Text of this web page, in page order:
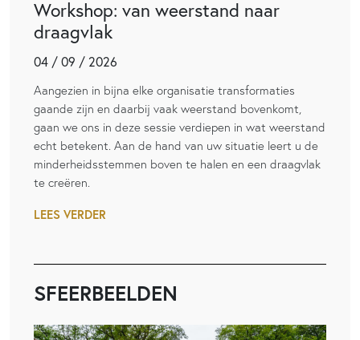
Workshop: van weerstand naar
draagvlak
04 / 09 / 2026
Aangezien in bijna elke organisatie transformaties
gaande zijn en daarbij vaak weerstand bovenkomt,
gaan we ons in deze sessie verdiepen in wat weerstand
echt betekent. Aan de hand van uw situatie leert u de
minderheidsstemmen boven te halen en een draagvlak
te creëren.
LEES VERDER
SFEERBEELDEN